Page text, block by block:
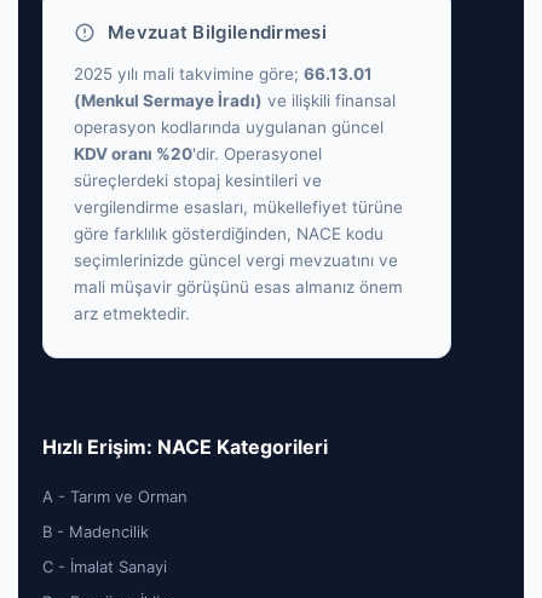
Mevzuat Bilgilendirmesi
2025 yılı mali takvimine göre; 66.13.01
(Menkul Sermaye İradı) ve ilişkili finansal
operasyon kodlarında uygulanan güncel
KDV oranı %20'dir. Operasyonel
süreçlerdeki stopaj kesintileri ve
vergilendirme esasları, mükellefiyet türüne
göre farklılık gösterdiğinden, NACE kodu
seçimlerinizde güncel vergi mevzuatını ve
mali müşavir görüşünü esas almanız önem
arz etmektedir.
Hızlı Erişim: NACE Kategorileri
A - Tarım ve Orman
B - Madencilik
C - İmalat Sanayi